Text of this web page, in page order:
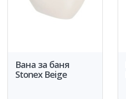
Вана за баня
Stonex Beige